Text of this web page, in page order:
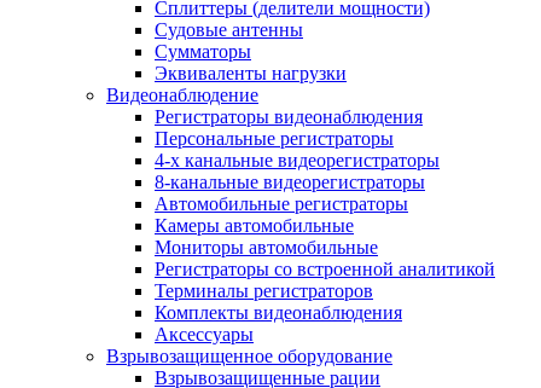
Сплиттеры (делители мощности)
Судовые антенны
Сумматоры
Эквиваленты нагрузки
Видеонаблюдение
Регистраторы видеонаблюдения
Персональные регистраторы
4-х канальные видеорегистраторы
8-канальные видеорегистраторы
Автомобильные регистраторы
Камеры автомобильные
Мониторы автомобильные
Регистраторы со встроенной аналитикой
Терминалы регистраторов
Комплекты видеонаблюдения
Аксессуары
Взрывозащищенное оборудование
Взрывозащищенные рации